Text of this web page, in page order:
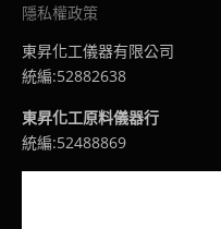
隱私權政策
東昇化工儀器有限公司
統編:52882638
東昇化工原料儀器行
統編:52488869